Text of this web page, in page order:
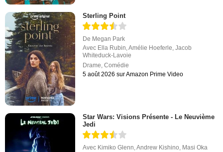
Sterling Point
De Megan Park
Avec Ella Rubin,Amélie Hoeferle,Jacob
Whiteduck-Lavoie
Drame,Comédie
5 août 2026 sur Amazon Prime Video
Star Wars: Visions Présente - Le Neuvième
Jedi
Avec Kimiko Glenn,Andrew Kishino, Masi Oka